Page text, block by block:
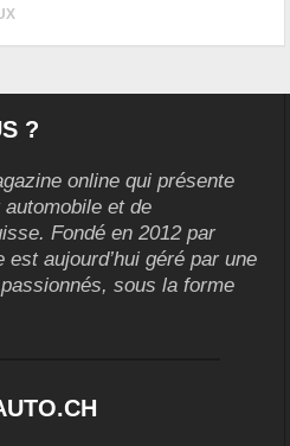
?
online qui présente
automobile et de
Fondé en 2012 par
aujourd’hui géré par une
sous la forme